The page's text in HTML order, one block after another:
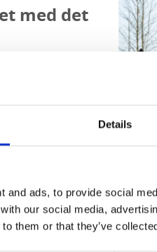
Details
and ads, to provide social
our social media,
them or that they’ve
med det